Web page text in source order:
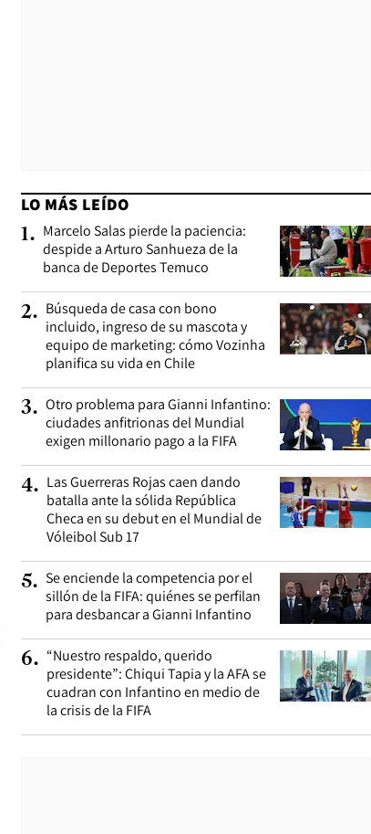
LO MÁS LEÍDO
1. Marcelo Salas pierde la paciencia:
despide a Arturo Sanhueza de la
banca de Deportes Temuco
2. Búsqueda de casa con bono
incluido, ingreso de su mascota y
equipo de marketing: cómo Vozinha
planifica su vida en Chile
3. Otro problema para Gianni Infantino:
ciudades anfitrionas del Mundial
exigen millonario pago a la FIFA
4. Las Guerreras Rojas caen dando
batalla ante la sólida República
Checa en su debut en el Mundial de
Vóleibol Sub 17
5. Se enciende la competencia por el
sillón de la FIFA: quiénes se perfilan
para desbancar a Gianni Infantino
6. “Nuestro respaldo, querido
presidente”: Chiqui Tapia y la AFA se
cuadran con Infantino en medio de
la crisis de la FIFA